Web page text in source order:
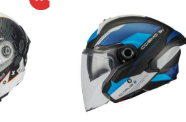
original
era:
134,95€.
actual
es:
94,47€.